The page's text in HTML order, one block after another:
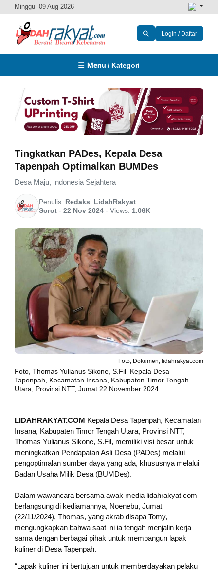
Minggu, 09 Aug 2026
Login / Daftar
Menu / Kategori
Tingkatkan PADes, Kepala Desa
Tapenpah Optimalkan BUMDes
Desa Maju, Indonesia Sejahtera
Penulis: Redaksi LidahRakyat
Sorot - 22 Nov 2024 - Views: 1.06K
Foto, Dokumen, lidahrakyat.com
Foto, Thomas Yulianus Sikone, S.Fil, Kepala Desa
Tapenpah, Kecamatan Insana, Kabupaten Timor Tengah
Utara, Provinsi NTT, Jumat 22 November 2024
LIDAHRAKYAT.COM Kepala Desa Tapenpah, Kecamatan
Insana, Kabupaten Timor Tengah Utara, Provinsi NTT,
Thomas Yulianus Sikone, S.Fil, memiliki visi besar untuk
meningkatkan Pendapatan Asli Desa (PADes) melalui
pengoptimalan sumber daya yang ada, khususnya melalui
Badan Usaha Milik Desa (BUMDes).
Dalam wawancara bersama awak media lidahrakyat.com
berlangsung di kediamannya, Noenebu, Jumat
(22/11/2024), Thomas, yang akrab disapa Tomy,
mengungkapkan bahwa saat ini ia tengah menjalin kerja
sama dengan berbagai pihak untuk membangun lapak
kuliner di Desa Tapenpah.
“Lapak kuliner ini bertujuan untuk memberdayakan pelaku